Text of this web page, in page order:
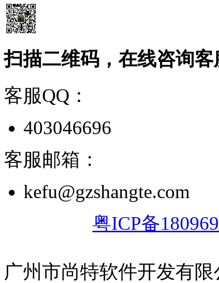
扫描二维码，在线咨询客
客服QQ：
403046696
客服邮箱：
kefu@gzshangte.com
粤ICP备
广州市尚特软件开发有限